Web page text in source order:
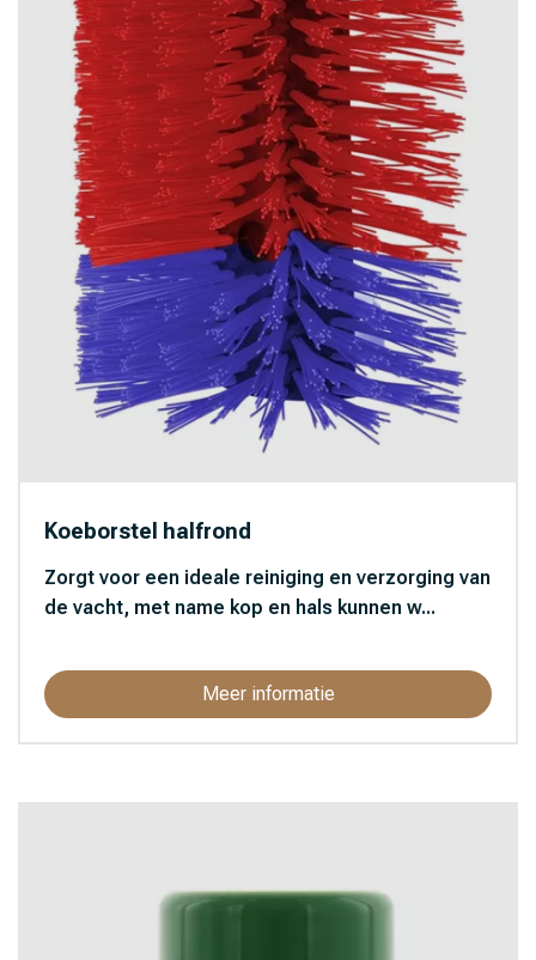
Koeborstel halfrond
Zorgt voor een ideale reiniging en verzorging van
de vacht, met name kop en hals kunnen w...
Meer informatie